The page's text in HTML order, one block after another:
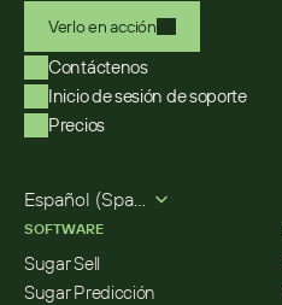
Verlo en acción
Contáctenos
Inicio de sesión de soporte
Precios
Español (Spanish)
SOFTWARE
Sugar Sell
Sugar Predicción